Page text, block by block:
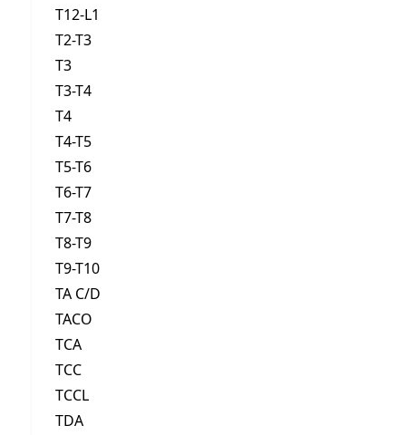
T12-L1
T2-T3
T3
T3-T4
T4
T4-T5
T5-T6
T6-T7
T7-T8
T8-T9
T9-T10
TA C/D
TACO
TCA
TCC
TCCL
TDA